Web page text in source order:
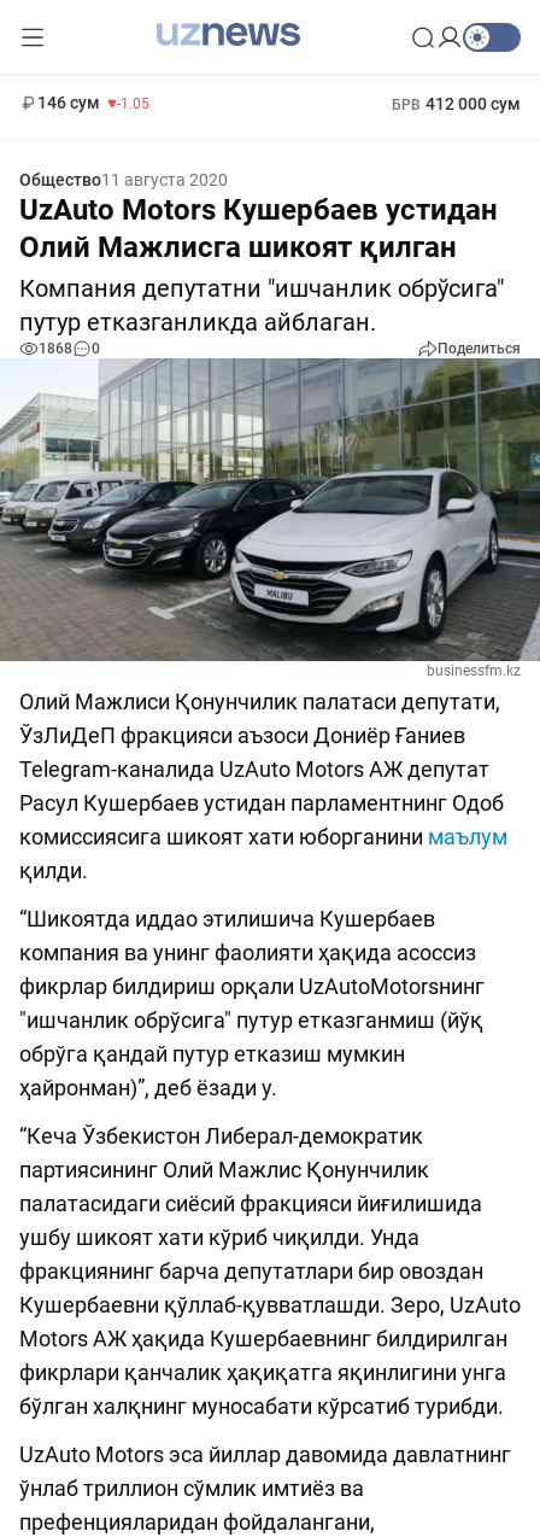
146 сум -1.05 БРВ 412 000 сум
Общество11 августа 2020
UzAuto Motors Кушербаев устидан
Олий Мажлисга шикоят қилган
Компания депутатни "ишчанлик обрўсига"
путур етказганликда айблаган.
1868 0 Поделиться
businessfm.kz
Олий Мажлиси Қонунчилик палатаси депутати,
ЎзЛиДеП фракцияси аъзоси Дониёр Ғаниев
Telegram-каналида UzAuto Motors АЖ депутат
Расул Кушербаев устидан парламентнинг Одоб
комиссиясига шикоят хати юборганини маълум
қилди.
“Шикоятда иддао этилишича Кушербаев
компания ва унинг фаолияти ҳақида асоссиз
фикрлар билдириш орқали UzAutoMotorsнинг
"ишчанлик обрўсига" путур етказганмиш (йўқ
обрўга қандай путур етказиш мумкин
ҳайронман)”, деб ёзади у.
“Кеча Ўзбекистон Либерал-демократик
партиясининг Олий Мажлис Қонунчилик
палатасидаги сиёсий фракцияси йиғилишида
ушбу шикоят хати кўриб чиқилди. Унда
фракциянинг барча депутатлари бир овоздан
Кушербаевни қўллаб-қувватлашди. Зеро, UzAuto
Motors АЖ ҳақида Кушербаевнинг билдирилган
фикрлари қанчалик ҳақиқатга яқинлигини унга
бўлган халқнинг муносабати кўрсатиб турибди.
UzAuto Motors эса йиллар давомида давлатнинг
ўнлаб триллион сўмлик имтиёз ва
префенцияларидан фойдалангани,